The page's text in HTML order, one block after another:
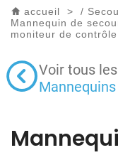
accueil > /
Mannequin de
moniteur de contrôle
Voir tous